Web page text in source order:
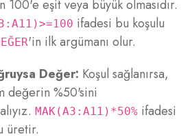
100'e eşit veya büyük olmasıdır.
ifadesi bu koşulu
EĞER'in ilk argümanı olur.
Değer: Koşul sağlanırsa,
değerin %50'sini
MAK(A3:A11)*50% ifadesi
üretir.